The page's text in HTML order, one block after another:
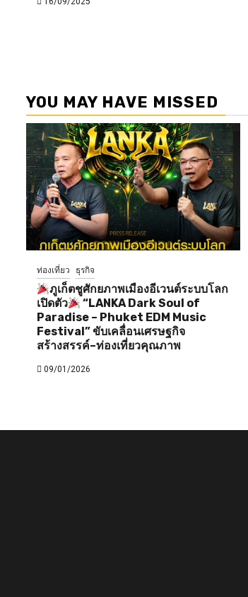
YOU MAY HAVE MISSED
ท่องเที่ยว ธุรกิจ
ภูเก็ตชูศักยภาพเมืองอีเวนต์ระบบโลก
เปิดตัว
“LANKA Dark Soul of
Paradise – Phuket EDM Music
Festival” ขับเคลื่อนเศรษฐกิจ
สร้างสรรค์–ท่องเที่ยวคุณภาพ
09/01/2026